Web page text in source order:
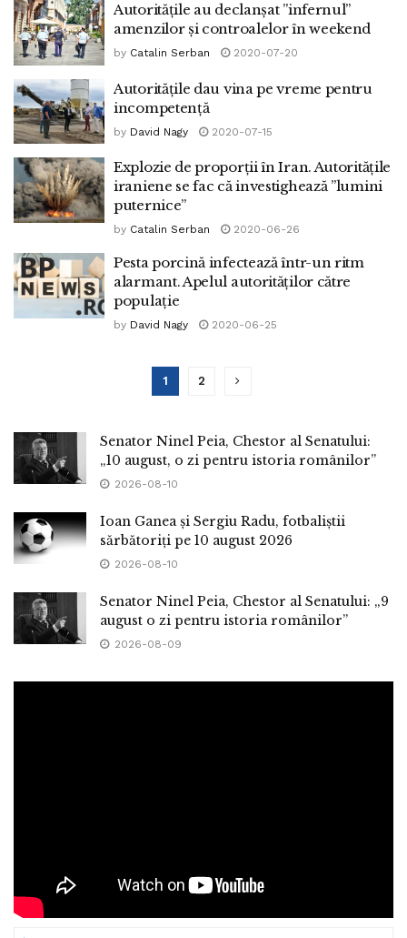
Autoritățile au declanșat ”infernul”
amenzilor și controalelor în weekend
by Catalin Serban 2020-07-20
Autoritățile dau vina pe vreme pentru
incompetență
by David Nagy 2020-07-15
Explozie de proporții în Iran. Autoritățile
iraniene se fac că investighează ”lumini
puternice”
by Catalin Serban 2020-06-26
Pesta porcină infectează într-un ritm
alarmant. Apelul autorităților către
populație
by David Nagy 2020-06-25
1 2
Senator Ninel Peia, Chestor al Senatului:
„10 august, o zi pentru istoria românilor”
2026-08-10
Ioan Ganea și Sergiu Radu, fotbaliștii
sărbătoriți pe 10 august 2026
2026-08-10
Senator Ninel Peia, Chestor al Senatului: „9
august o zi pentru istoria românilor”
2026-08-09